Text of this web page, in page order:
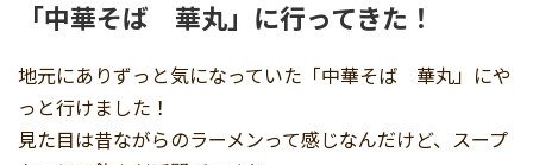
「中華そば 華丸」に行ってきた！
地元にありずっと気になっていた「中華そば 華丸」にや
っと行けました！
見た目は昔ながらのラーメンって感じなんだけど、スープ